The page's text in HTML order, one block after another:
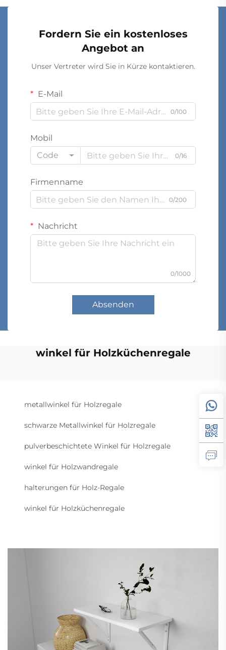
Fordern Sie ein kostenloses
Angebot an
Unser Vertreter wird Sie in Kürze kontaktieren.
E-Mail
0/100
Mobil
Code
0/16
Firmenname
0/200
Nachricht
0/1000
Absenden
winkel für Holzküchenregale
metallwinkel für Holzregale
schwarze Metallwinkel für Holzregale
pulverbeschichtete Winkel für Holzregale
winkel für Holzwandregale
halterungen für Holz-Regale
winkel für Holzküchenregale